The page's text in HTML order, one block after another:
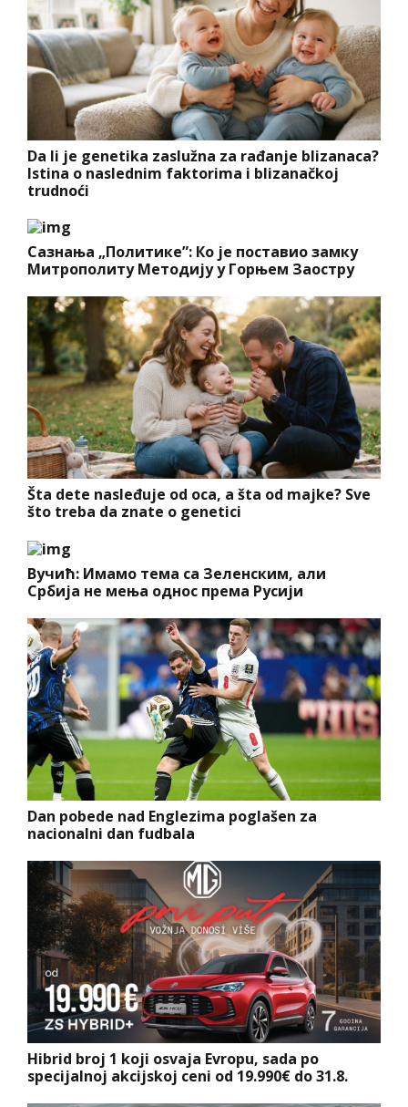
Da li je genetika zaslužna za rađanje blizanaca?
Istina o naslednim faktorima i blizanačkoj
trudnoći
Сазнања „Политике”: Ко је поставио замку
Митрополиту Методију у Горњем Заостру
Šta dete nasleđuje od oca, a šta od majke? Sve
što treba da znate o genetici
Вучић: Имамо тема са Зеленским, али
Србија не мења однос према Русији
Dan pobede nad Englezima poglašen za
nacionalni dan fudbala
Hibrid broj 1 koji osvaja Evropu, sada po
specijalnoj akcijskoj ceni od 19.990€ do 31.8.